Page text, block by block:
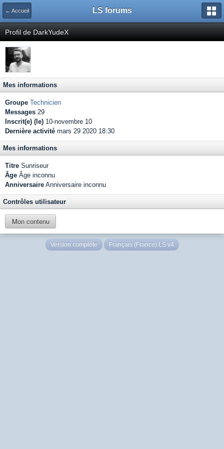
← Accueil LS forums
Profil de DarkYudeX
Mes informations
Groupe Technicien
Messages 29
Inscrit(e) (le) 10-novembre 10
Dernière activité mars 29 2020 18:30
Mes informations
Titre Sunriseur
Âge Âge inconnu
Anniversaire Anniversaire inconnu
Contrôles utilisateur
Mon contenu
Version complète Français (France) LS v4